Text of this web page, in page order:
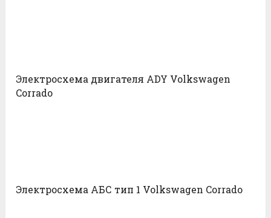
Электросхема двигателя ADY Volkswagen
Corrado
Электросхема АБС тип 1 Volkswagen Corrado